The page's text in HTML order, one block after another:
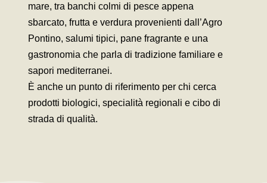
mare, tra banchi colmi di pesce appena
sbarcato, frutta e verdura provenienti dall’Agro
Pontino, salumi tipici, pane fragrante e una
gastronomia che parla di tradizione familiare e
sapori mediterranei.
È anche un punto di riferimento per chi cerca
prodotti biologici, specialità regionali e cibo di
strada di qualità.